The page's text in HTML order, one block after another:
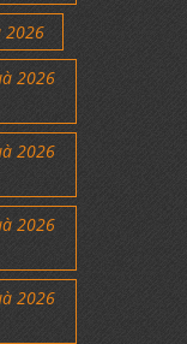
2026
2026
2026
2026
2026